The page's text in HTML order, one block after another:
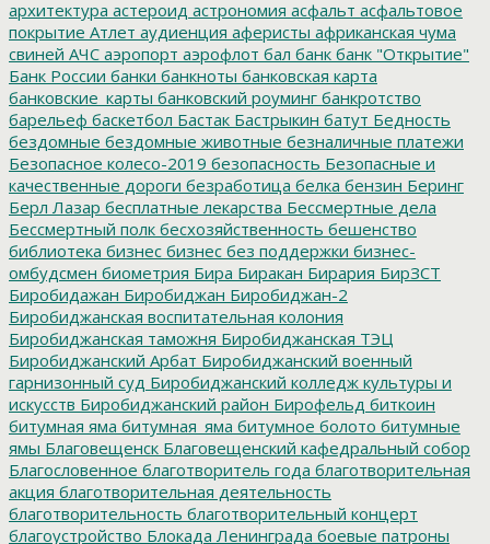
архитектура астероид астрономия асфальт асфальтовое
покрытие Атлет аудиенция аферисты африканская чума
свиней АЧС аэропорт аэрофлот бал банк банк "Открытие"
Банк России банки банкноты банковская карта
банковские_карты банковский роуминг банкротство
барельеф баскетбол Бастак Бастрыкин батут Бедность
бездомные бездомные животные безналичные платежи
Безопасное колесо-2019 безопасность Безопасные и
качественные дороги безработица белка бензин Беринг
Берл Лазар бесплатные лекарства Бессмертные дела
Бессмертный полк бесхозяйственность бешенство
библиотека бизнес бизнес без поддержки бизнес-
омбудсмен биометрия Бира Биракан Бирария БирЗСТ
Биробидажан Биробиджан Биробиджан-2
Биробиджанская воспитательная колония
Биробиджанская таможня Биробиджанская ТЭЦ
Биробиджанский Арбат Биробиджанский военный
гарнизонный суд Биробиджанский колледж культуры и
искусств Биробиджанский район Бирофельд биткоин
битумная яма битумная_яма битумное болото битумные
ямы Благовещенск Благовещенский кафедральный собор
Благословенное благотворитель года благотворительная
акция благотворительная деятельность
благотворительность благотворительный концерт
благоустройство Блокада Ленинграда боевые патроны